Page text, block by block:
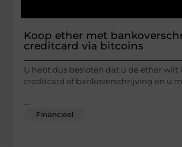
Koop ether met
creditcard via bitcoins
U hebt dus besloten dat u de ether wilt
creditcard of bankoverschrijving en u
Financieel